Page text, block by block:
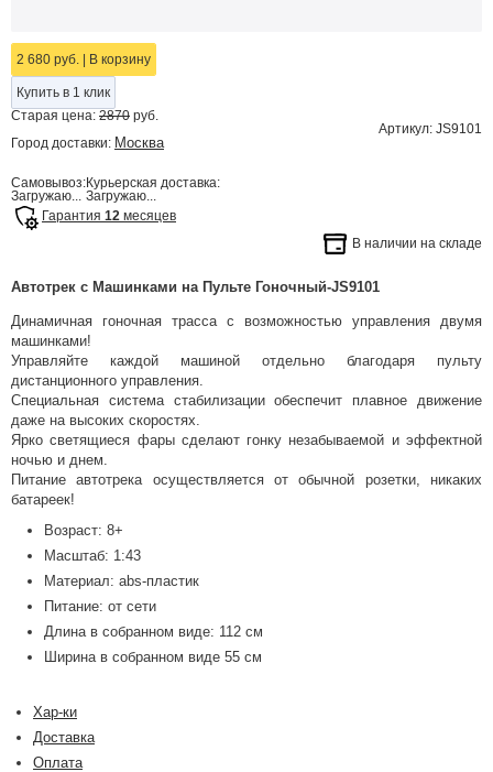
2 680 руб. В корзину
Купить в 1 клик
Старая цена: 2870 руб.
Артикул: JS9101
Город доставки: Москва
Самовывоз:
Загружаю...
Курьерская доставка:
Загружаю...
Гарантия 12 месяцев
В наличии на складе
Автотрек с Машинками на Пульте Гоночный-JS9101
Динамичная гоночная трасса с возможностью управления двумя
машинками!
Управляйте каждой машиной отдельно благодаря пульту
дистанционного управления.
Специальная система стабилизации обеспечит плавное движение
даже на высоких скоростях.
Ярко светящиеся фары сделают гонку незабываемой и эффектной
ночью и днем.
Питание автотрека осуществляется от обычной розетки, никаких
батареек!
Возраст: 8+
Масштаб: 1:43
Материал: abs-пластик
Питание: от сети
Длина в собранном виде: 112 см
Ширина в собранном виде 55 см
Хар-ки
Доставка
Оплата